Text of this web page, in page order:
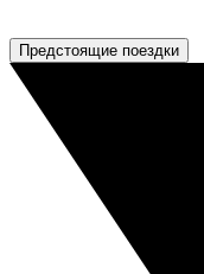
Предстоящие поездки